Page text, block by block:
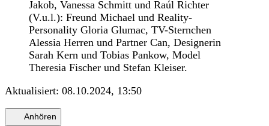
Jakob, Vanessa Schmitt und Raúl Richter
(V.u.l.): Freund Michael und Reality-
Personality Gloria Glumac, TV-Sternchen
Alessia Herren und Partner Can, Designerin
Sarah Kern und Tobias Pankow, Model
Theresia Fischer und Stefan Kleiser.
Aktualisiert: 08.10.2024, 13:50
Anhören